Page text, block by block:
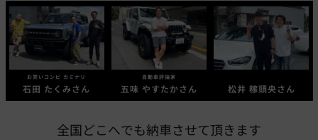
お笑いコンビ カミナリ
石田 たくみさん
自動車評論家
五味 やすたかさん 松井 稼頭央さん
全国どこへでも納車させて頂きます